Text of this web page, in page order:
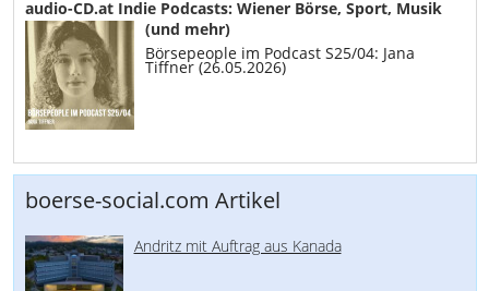
audio-CD.at Indie Podcasts: Wiener Börse, Sport, Musik
(und mehr)
Börsepeople im Podcast S25/04: Jana
Tiffner (26.05.2026)
boerse-social.com Artikel
Andritz mit Auftrag aus Kanada